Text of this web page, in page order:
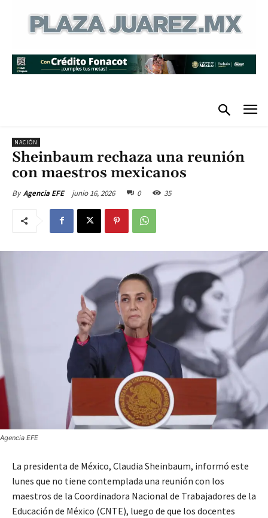
NACIÓN
Sheinbaum rechaza una reunión
con maestros mexicanos
By Agencia EFE junio 16, 2026 0 35
Agencia EFE
La presidenta de México, Claudia Sheinbaum, informó este
lunes que no tiene contemplada una reunión con los
maestros de la Coordinadora Nacional de Trabajadores de la
Educación de México (CNTE), luego de que los docentes